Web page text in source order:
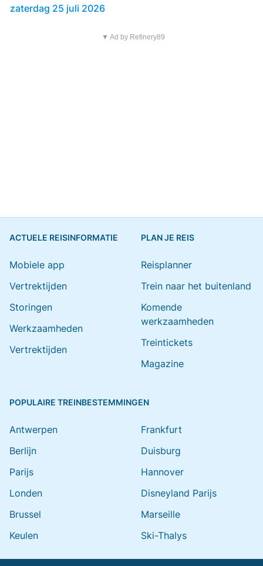
zaterdag 25 juli 2026
▼ Ad by Refinery89
ACTUELE REISINFORMATIE
Mobiele app
Vertrektijden
Storingen
Werkzaamheden
Vertrektijden
PLAN JE REIS
Reisplanner
Trein naar het buitenland
Komende
werkzaamheden
Treintickets
Magazine
POPULAIRE TREINBESTEMMINGEN
Antwerpen
Berlijn
Parijs
Londen
Brussel
Keulen
Frankfurt
Duisburg
Hannover
Disneyland Parijs
Marseille
Ski-Thalys